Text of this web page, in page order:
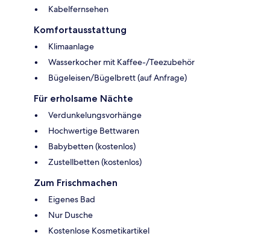
Kabelfernsehen
Komfortausstattung
Klimaanlage
Wasserkocher mit Kaffee-/Teezubehör
Bügeleisen/Bügelbrett (auf Anfrage)
Für erholsame Nächte
Verdunkelungsvorhänge
Hochwertige Bettwaren
Babybetten (kostenlos)
Zustellbetten (kostenlos)
Zum Frischmachen
Eigenes Bad
Nur Dusche
Kostenlose Kosmetikartikel